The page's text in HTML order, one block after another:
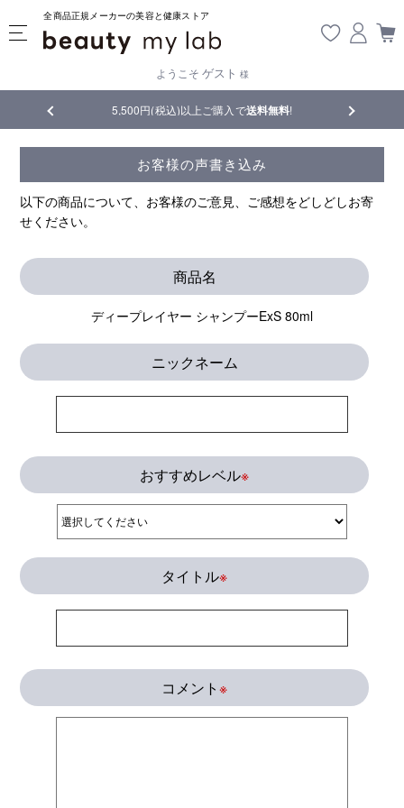
全商品正規メーカーの美容と健康ストア
ようこそ ゲスト 様
5,500円(税込)以上ご購入で送料無料! 【重要】
お客様の声書き込み
以下の商品について、お客様のご意見、ご感想をどしどしお寄
せください。
商品名
ディープレイヤー シャンプーExS 80ml
ニックネーム
おすすめレベル※
タイトル※
コメント※